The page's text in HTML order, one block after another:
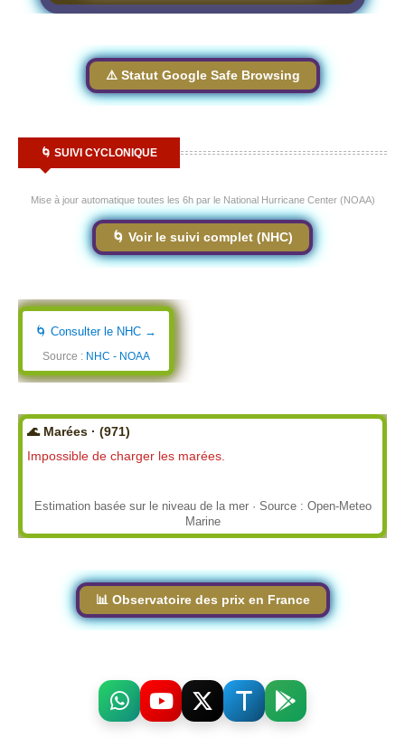
⚠️ Statut Google Safe Browsing
🌀 SUIVI CYCLONIQUE
Mise à jour automatique toutes les 6h par le National Hurricane Center (NOAA)
🌀 Voir le suivi complet (NHC)
🌀 Consulter le NHC →
Source : NHC - NOAA
🌊 Marées · (971)
Impossible de charger les marées.
Estimation basée sur le niveau de la mer · Source : Open-Meteo
Marine
📊 Observatoire des prix en France